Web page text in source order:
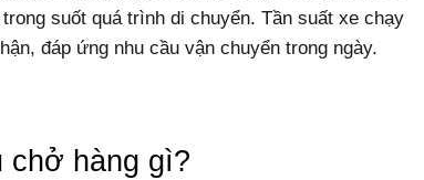
suốt quá trình di chuyển. Tần suất xe chạy
đáp ứng nhu cầu vận chuyển trong ngày.
chở hàng gì?